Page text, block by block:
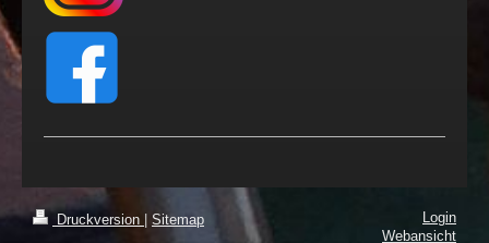
Druckversion Sitemap
Login
Webansicht